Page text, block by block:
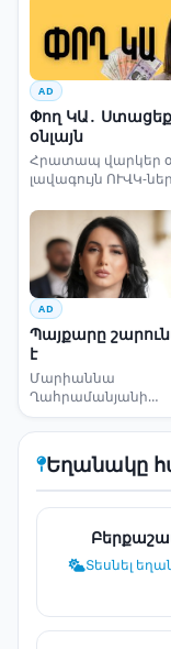
AD
Փող ԿԱ․
օնլայն
Հրատապ վարկեր
լավագույն ՈՒՎԿ-
AD
Պայքարը
է
Մարիաննա
Ղահրամանյանի
սենսացիոն կոչը
Եղանակը
Տեսնել